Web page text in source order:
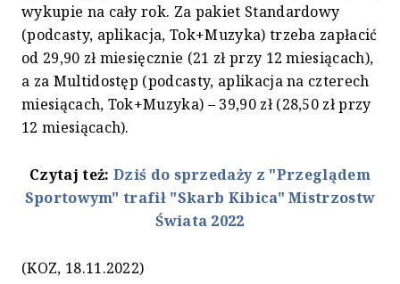
wykupie na cały rok. Za pakiet Standardowy
(podcasty, aplikacja, Tok+Muzyka) trzeba zapłacić
od 29,90 zł miesięcznie (21 zł przy 12 miesiącach),
a za Multidostęp (podcasty, aplikacja na czterech
miesiącach, Tok+Muzyka) – 39,90 zł (28,50 zł przy
12 miesiącach).
Czytaj też: Dziś do sprzedaży z "Przeglądem
Sportowym" trafił "Skarb Kibica" Mistrzostw
Świata 2022
(KOZ, 18.11.2022)